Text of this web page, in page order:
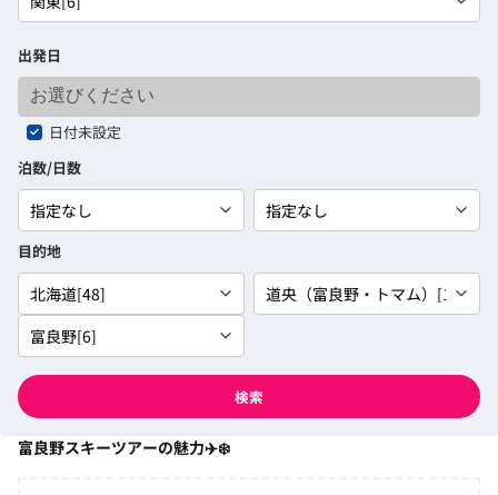
出発日
日付未設定
泊数/日数
目的地
検索
富良野スキーツアーの魅力✈️❄️